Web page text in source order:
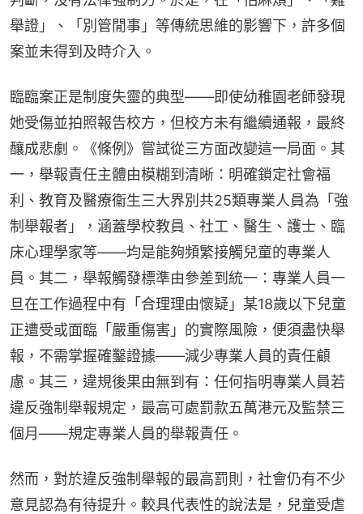
舉證」、「別管閒事」等傳統思維的影響下，許多個
案並未得到及時介入。
臨臨案正是制度失靈的典型——即使幼稚園老師發現
她受傷並拍照報告校方，但校方未有繼續通報，最終
釀成悲劇。《條例》嘗試從三方面改變這一局面。其
一，舉報責任主體由模糊到清晰：明確鎖定社會福
利、教育及醫療衞生三大界別共25類專業人員為「強
制舉報者」，涵蓋學校教員、社工、醫生、護士、臨
床心理學家等——均是能夠頻繁接觸兒童的專業人
員。其二，舉報觸發標準由參差到統一：專業人員一
旦在工作過程中有「合理理由懷疑」某18歲以下兒童
正遭受或面臨「嚴重傷害」的實際風險，便須盡快舉
報，不需掌握確鑿證據——減少專業人員的責任顧
慮。其三，違規後果由無到有：任何指明專業人員若
違反強制舉報規定，最高可處罰款五萬港元及監禁三
個月——規定專業人員的舉報責任。
然而，對於違反強制舉報的最高罰則，社會仍有不少
意見認為有待提升。較具代表性的說法是，兒童受虐